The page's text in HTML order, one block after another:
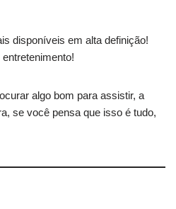
disponíveis em alta definição!
algo bom para assistir, a
se você pensa que isso é tudo,